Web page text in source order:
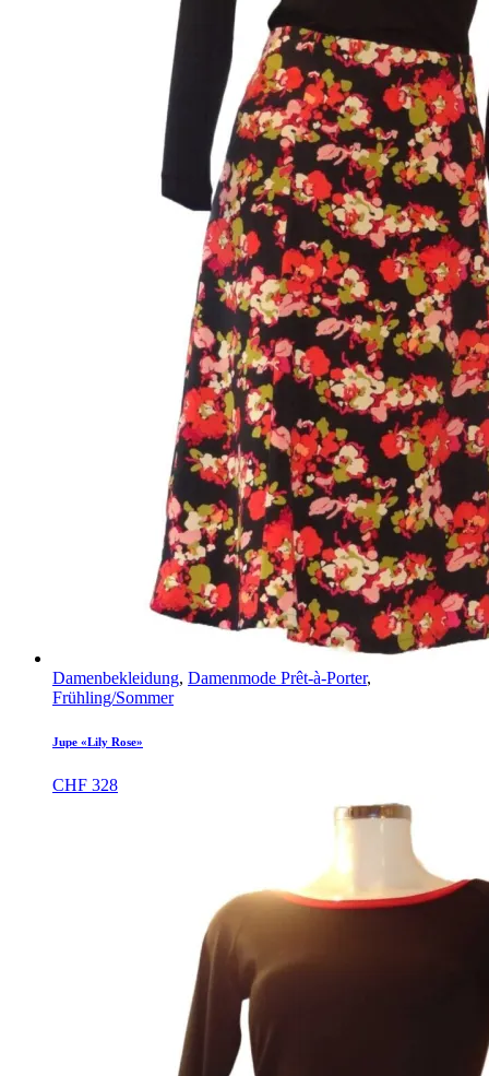
Damenbekleidung, Damenmode Prêt-à-Porter,
Frühling/Sommer
Jupe «Lily Rose»
CHF 328